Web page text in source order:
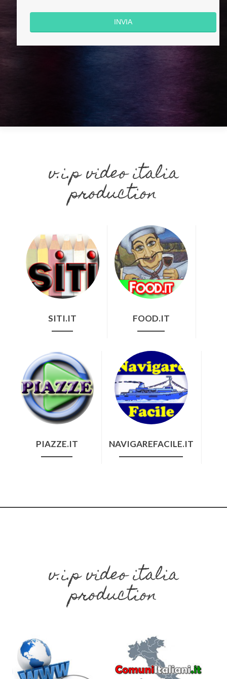
v.i.p video italia
production
SITI.IT FOOD.IT
PIAZZE.IT NAVIGAREFACILE.IT
v.i.p video italia
production